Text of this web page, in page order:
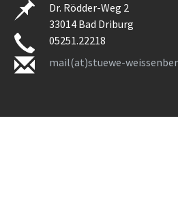
Dr. Rödder-Weg 2
33014 Bad Driburg
05251.22218
mail(at)stuewe-